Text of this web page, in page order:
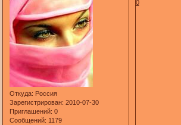
Откуда: Россия
Зарегистрирован: 2010-07-30
Приглашений: 0
Сообщений: 1179
0